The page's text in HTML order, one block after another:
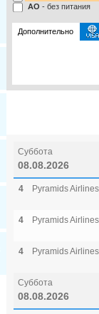
AO - без питания
Дополнительно
Суббота
08.08.2026
4 Pyramids Airlines
4 Pyramids Airlines
4 Pyramids Airlines
Суббота
08.08.2026